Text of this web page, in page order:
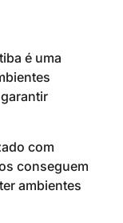
é uma
com
conseguem
ambientes